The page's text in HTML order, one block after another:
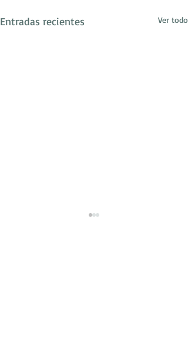
Entradas recientes Ver todo